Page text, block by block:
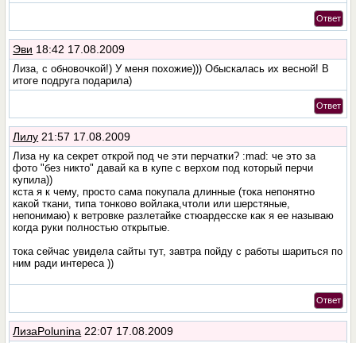
Ответ
Эви 18:42 17.08.2009
Лиза, с обновочкой!) У меня похожие))) Обыскалась их весной! В
итоге подруга подарила)
Ответ
Лилу 21:57 17.08.2009
Лиза ну ка секрет открой под че эти перчатки? :mad: че это за
фото "без никто" давай ка в купе с верхом под который перчи
купила))
кста я к чему, просто сама покупала длинные (тока непонятно
какой ткани, типа тонково войлака,чтоли или шерстяные,
непонимаю) к ветровке разлетайке стюардесске как я ее называю
когда руки полностью открытые.
тока сейчас увидела сайты тут, завтра пойду с работы шариться по
ним ради интереса ))
Ответ
ЛизаPolunina 22:07 17.08.2009